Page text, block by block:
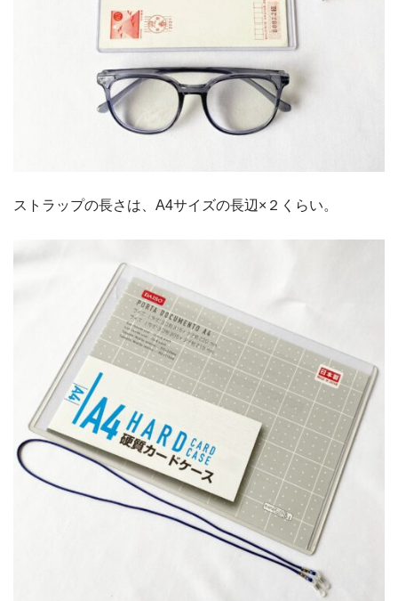
ストラップの長さは、A4サイズの長辺×２くらい。